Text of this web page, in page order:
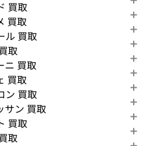
買取
買取
ル 買取
取
ニ 買取
買取
ン 買取
サン 買取
買取
取